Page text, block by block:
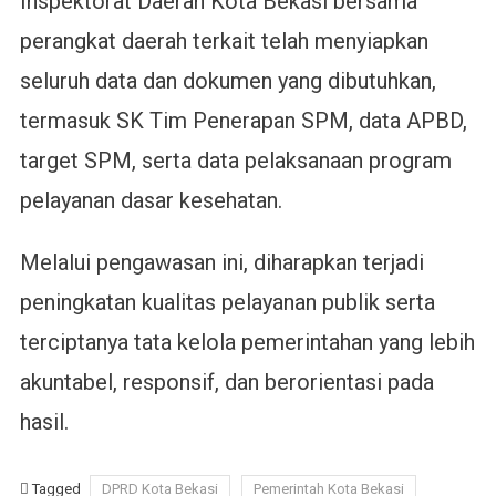
perangkat daerah terkait telah menyiapkan
seluruh data dan dokumen yang dibutuhkan,
termasuk SK Tim Penerapan SPM, data APBD,
target SPM, serta data pelaksanaan program
pelayanan dasar kesehatan.
Melalui pengawasan ini, diharapkan terjadi
peningkatan kualitas pelayanan publik serta
terciptanya tata kelola pemerintahan yang lebih
akuntabel, responsif, dan berorientasi pada
hasil.
Tagged DPRD Kota Bekasi Pemerintah Kota Bekasi